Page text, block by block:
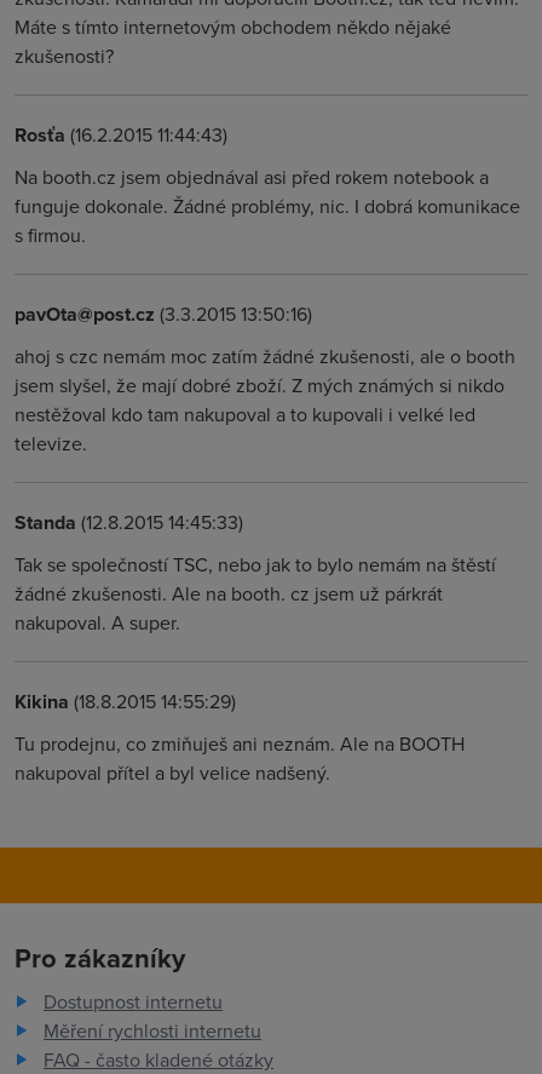
Máte s tímto internetovým obchodem někdo nějaké
zkušenosti?
Rosťa (16.2.2015 11:44:43)
Na booth.cz jsem objednával asi před rokem notebook a
funguje dokonale. Žádné problémy, nic. I dobrá komunikace
s firmou.
pavOta@post.cz (3.3.2015 13:50:16)
ahoj s czc nemám moc zatím žádné zkušenosti, ale o booth
jsem slyšel, že mají dobré zboží. Z mých známých si nikdo
nestěžoval kdo tam nakupoval a to kupovali i velké led
televize.
Standa (12.8.2015 14:45:33)
Tak se společností TSC, nebo jak to bylo nemám na štěstí
žádné zkušenosti. Ale na booth. cz jsem už párkrát
nakupoval. A super.
Kikina (18.8.2015 14:55:29)
Tu prodejnu, co zmiňuješ ani neznám. Ale na BOOTH
nakupoval přítel a byl velice nadšený.
Pro zákazníky
Dostupnost internetu
Měření rychlosti internetu
FAQ - často kladené otázky